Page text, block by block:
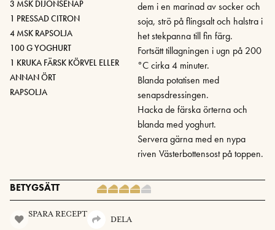
3 MSK DIJONSENAP
1 PRESSAD CITRON
4 MSK RAPSOLJA
100 G YOGHURT
1 KRUKA FÄRSK KÖRVEL ELLER
ANNAN ÖRT
RAPSOLJA
dem i en marinad av socker och
soja, strö på flingsalt och halstra i
het stekpanna till fin färg.
Fortsätt tillagningen i ugn på 200
°C cirka 4 minuter.
Blanda potatisen med
senapsdressingen.
Hacka de färska örterna och
blanda med yoghurt.
Servera gärna med en nypa
riven Västerbottensost på toppen.
BETYGSÄTT
SPARA RECEPT
DELA